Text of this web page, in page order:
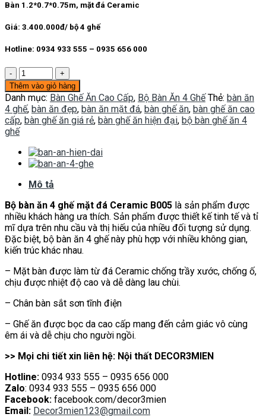
Bàn 1.2*0.7*0.75m, mặt đá Ceramic
Giá: 3.400.000đ/ bộ 4 ghế
Hotline: 0934 933 555 – 0935 656 000
Bàn
ghế
ăn
B005
số
lượng
Thêm vào giỏ hàng
Danh mục: Bàn Ghế Ăn Cao Cấp, Bộ Bàn Ăn 4 Ghế Thẻ: bàn ăn
4 ghế, bàn ăn đẹp, bàn ăn mặt đá, bàn ghế ăn, bàn ghế ăn cao
cấp, bàn ghế ăn giá rẻ, bàn ghế ăn hiện đại, bộ bàn ghế ăn 4
ghế
Mô tả
Bộ bàn ăn 4 ghế mặt đá Ceramic B005 là sản phẩm được
nhiều khách hàng ưa thích. Sản phẩm được thiết kế tinh tế và tỉ
mĩ dựa trên nhu cầu và thị hiếu của nhiều đối tượng sử dụng.
Đặc biệt, bộ bàn ăn 4 ghế này phù hợp với nhiều không gian,
kiến trúc khác nhau.
– Mặt bàn được làm từ đá Ceramic chống trầy xước, chống ố,
chịu được nhiệt độ cao và dễ dàng lau chùi.
– Chân bàn sắt sơn tĩnh điện
– Ghế ăn được bọc da cao cấp mang đến cảm giác vô cùng
êm ái và dễ chịu cho người ngồi.
>> Mọi chi tiết xin liên hệ: Nội thất DECOR3MIEN
Hotline: 0934 933 555 – 0935 656 000
Zalo: 0934 933 555 – 0935 656 000
Facebook: facebook.com/decor3mien
Email: Decor3mien123@gmail.com